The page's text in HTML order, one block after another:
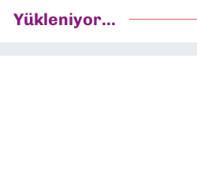
Yükleniyor...